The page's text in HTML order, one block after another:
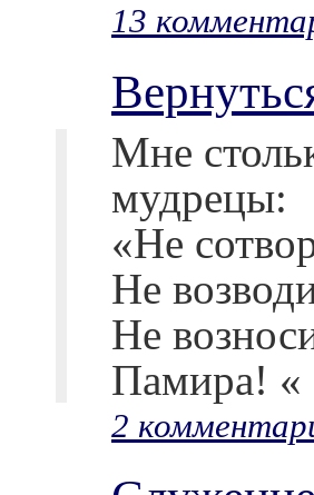
13
Мне
мудрецы:
«Не
Не
Не
Памира! «
2